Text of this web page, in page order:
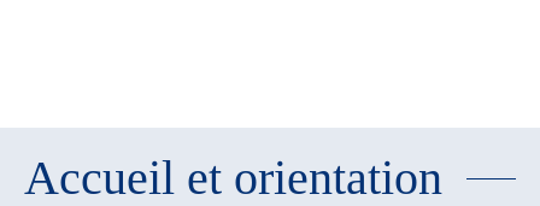
Accueil et orientation